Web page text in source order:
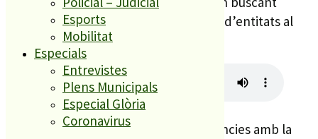
Esports
Mobilitat
Especials
Entrevistes
Plens Municipals
Especial Glòria
Coronavirus
finançament per fer aquest nou espai d’entitats al
Esquerra sempre havia mostrat reticències amb la